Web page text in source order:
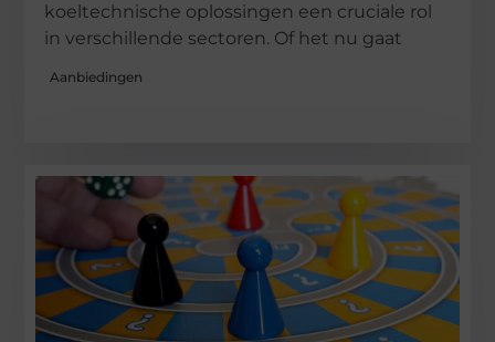
koeltechnische oplossingen een cruciale rol
in verschillende sectoren. Of het nu gaat
Aanbiedingen